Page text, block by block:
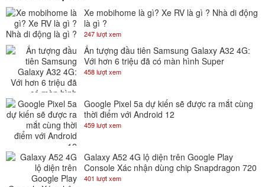
Xe mobihome là gì? Xe RV là gì ? Nhà di động
là gì ?
247 lượt xem
Ấn tượng đầu tiên Samsung Galaxy A32 4G:
Với hơn 6 triệu đã có màn hình Super
AMOLED 90Hz
458 lượt xem
Google Pixel 5a dự kiến sẽ được ra mắt cùng
thời điểm với Android 12
459 lượt xem
Galaxy A52 4G lộ diện trên Google Play
Console Xác nhận dùng chip Snapdragon 720
401 lượt xem